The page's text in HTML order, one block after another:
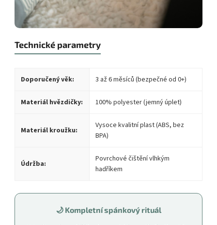
Technické parametry
Doporučený věk: 3 až 6 měsíců (bezpečné od 0+)
Materiál hvězdičky: 100% polyester (jemný úplet)
Materiál kroužku:
Vysoce kvalitní plast (ABS, bez
BPA)
Údržba:
Povrchové čištění vlhkým
hadříkem
🌙 Kompletní spánkový rituál